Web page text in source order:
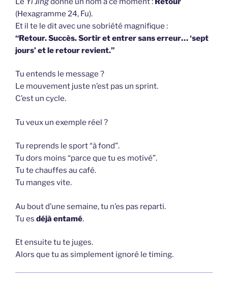
(Hexagramme 24, Fu).
Et il te le dit avec une sobriété magnifique :
“Retour. Succès. Sortir et entrer sans erreur… ‘sept
jours’ et le retour revient.”
Tu entends le message ?
Le mouvement juste n’est pas un sprint.
C’est un cycle.
Tu veux un exemple réel ?
Tu reprends le sport “à fond”.
Tu dors moins “parce que tu es motivé”.
Tu te chauffes au café.
Tu manges vite.
Au bout d’une semaine, tu n’es pas reparti.
Tu es déjà entamé.
Et ensuite tu te juges.
Alors que tu as simplement ignoré le timing.